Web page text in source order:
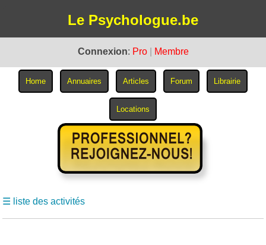
Le Psychologue.be
Connexion: Pro Membre
☰ liste des activités